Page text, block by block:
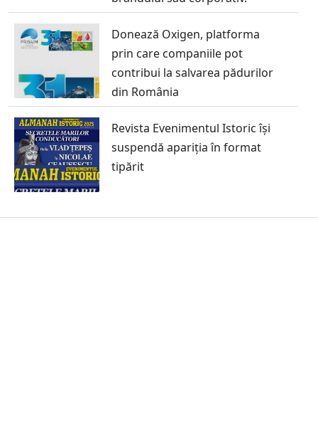
Donează Oxigen, platforma
prin care companiile pot
contribui la salvarea pădurilor
din România
Revista Evenimentul Istoric își
suspendă apariția în format
tipărit